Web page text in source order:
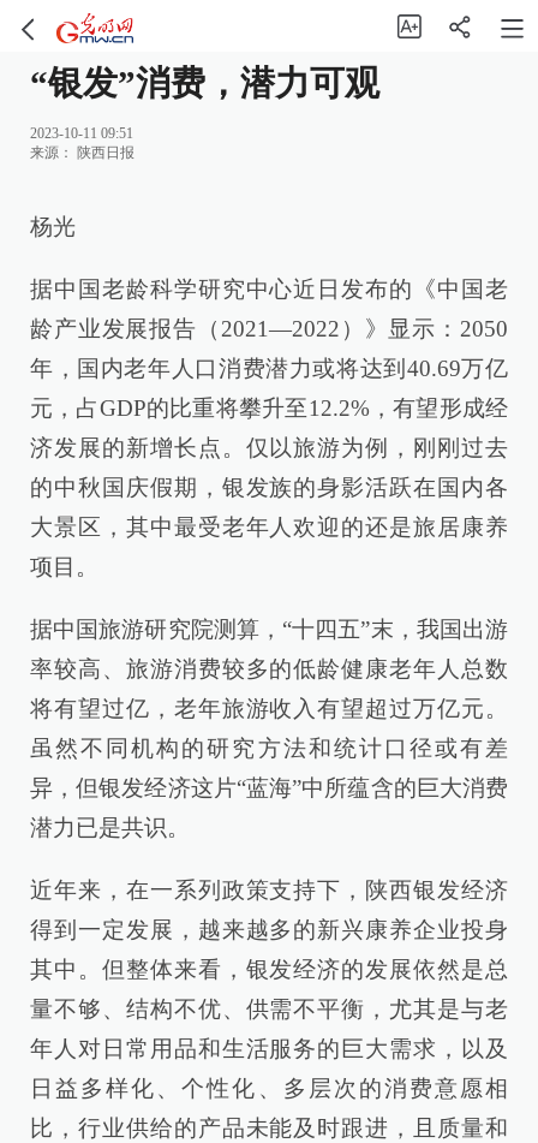
“银发”消费，潜力可观
2023-10-11 09:51
来源： 陕西日报
杨光
据中国老龄科学研究中心近日发布的《中国老
龄产业发展报告（2021—2022）》显示：2050
年，国内老年人口消费潜力或将达到40.69万亿
元，占GDP的比重将攀升至12.2%，有望形成经
济发展的新增长点。仅以旅游为例，刚刚过去
的中秋国庆假期，银发族的身影活跃在国内各
大景区，其中最受老年人欢迎的还是旅居康养
项目。
据中国旅游研究院测算，“十四五”末，我国出游
率较高、旅游消费较多的低龄健康老年人总数
将有望过亿，老年旅游收入有望超过万亿元。
虽然不同机构的研究方法和统计口径或有差
异，但银发经济这片“蓝海”中所蕴含的巨大消费
潜力已是共识。
近年来，在一系列政策支持下，陕西银发经济
得到一定发展，越来越多的新兴康养企业投身
其中。但整体来看，银发经济的发展依然是总
量不够、结构不优、供需不平衡，尤其是与老
年人对日常用品和生活服务的巨大需求，以及
日益多样化、个性化、多层次的消费意愿相
比，行业供给的产品未能及时跟进，且质量和